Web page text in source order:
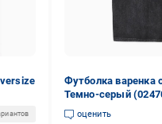
Футболка варенка
Темно-серый
оценить